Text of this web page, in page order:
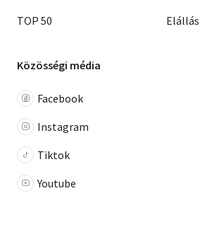
TOP 50
Elállás
Közösségi média
Facebook
Instagram
Tiktok
Youtube